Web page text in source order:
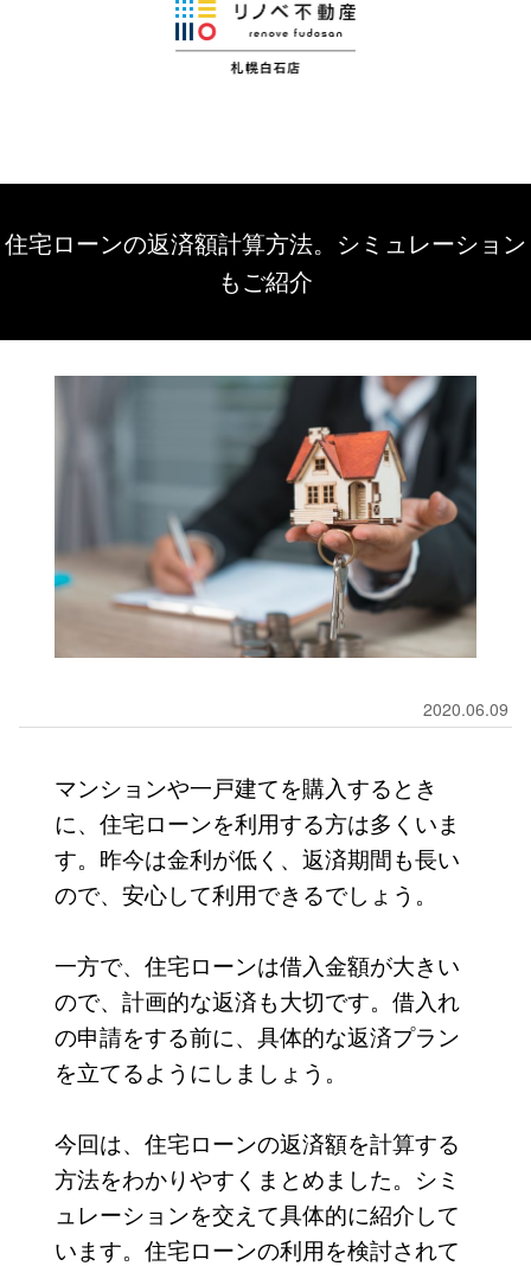
住宅ローンの返済額計算方法。シミュレーション
もご紹介
2020.06.09
マンションや一戸建てを購入するとき
に、住宅ローンを利用する方は多くいま
す。昨今は金利が低く、返済期間も長い
ので、安心して利用できるでしょう。
一方で、住宅ローンは借入金額が大きい
ので、計画的な返済も大切です。借入れ
の申請をする前に、具体的な返済プラン
を立てるようにしましょう。
今回は、住宅ローンの返済額を計算する
方法をわかりやすくまとめました。シミ
ュレーションを交えて具体的に紹介して
います。住宅ローンの利用を検討されて